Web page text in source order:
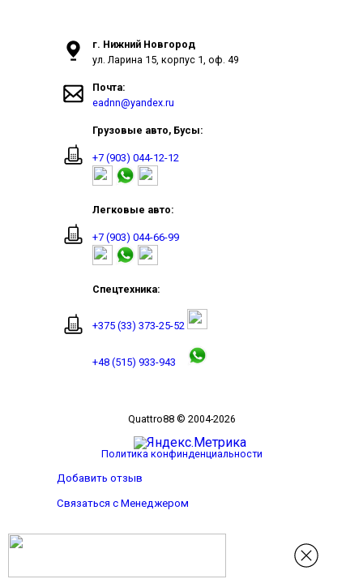
г. Нижний Новгород
ул. Ларина 15, корпус 1, оф. 49
Почта:
eadnn@yandex.ru
Грузовые авто, Бусы:
+7 (903) 044-12-12
Легковые авто:
+7 (903) 044-66-99
Спецтехника:
+375 (33) 373-25-52
+48 (515) 933-943
Quattro88 © 2004-2026
Политика конфинденциальности
Добавить отзыв
Связаться с Менеджером